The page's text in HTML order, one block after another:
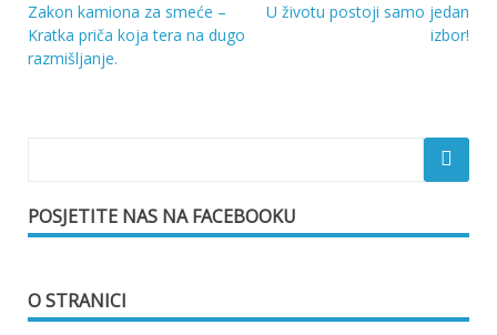
Navigacija
objava
Zakon kamiona za smeće –
Kratka priča koja tera na dugo
razmišljanje.
U životu postoji samo jedan
izbor!
POSJETITE NAS NA FACEBOOKU
O STRANICI